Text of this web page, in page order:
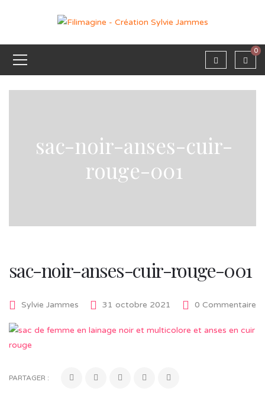
0
sac-noir-anses-cuir-
rouge-001
sac-noir-anses-cuir-rouge-001
Sylvie Jammes 31 octobre 2021 0 Commentaire
PARTAGER :